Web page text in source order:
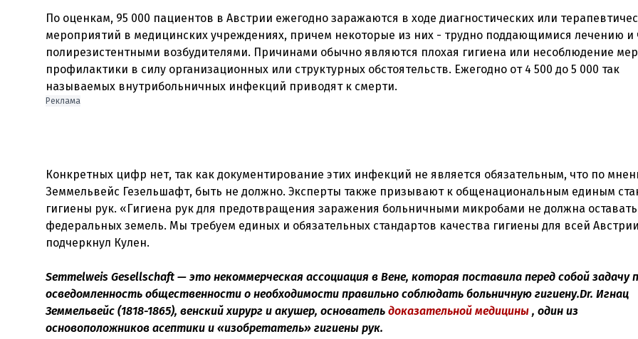
По оценкам, 95 000 пациентов в Австрии ежегодно заражаются в ходе диагностических или
мероприятий в медицинских учреждениях, причем некоторые из них - трудно поддающимися лечению и
полирезистентными возбудителями. Причинами обычно являются плохая гигиена или несоблюдение мер
профилактики в силу организационных или структурных обстоятельств. Ежегодно от 4 500 до 5 000 так
Реклама
Конкретных цифр нет, так как документирование этих инфекций не является обязательным, что по
Земмельвейс Гезельшафт, быть не должно. Эксперты также призывают к общенациональным единым
гигиены рук. «Гигиена рук для предотвращения заражения больничными микробами не должна
федеральных земель. Мы требуем единых и обязательных стандартов качества гигиены для всей
подчеркнул Кулен.
Semmelweis Gesellschaft — это некоммерческая ассоциация в Вене, которая поставила перед собой задачу
осведомленность общественности о необходимости правильно соблюдать больничную гигиену.Dr. Игнац
Земмельвейс (1818-1865), венский хирург и акушер, основатель доказательной медицины , один из
основоположников асептики и «изобретатель» гигиены рук.